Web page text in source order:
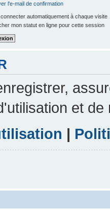
l'e-mail de confirmation
connecter automatiquement à chaque visite
mon statut en ligne pour cette session
et
|